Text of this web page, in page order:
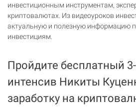
инвестиционным инструментам,
криптовалютах. Из видеоуроков
актуальную и полезную информацию
инвестициям.
Пройдите бесплатный
интенсив Никиты
заработку на